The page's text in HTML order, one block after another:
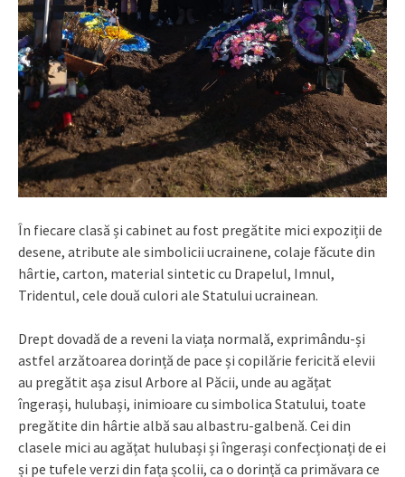
În fiecare clasă și cabinet au fost pregătite mici expoziții de
desene, atribute ale simbolicii ucrainene, colaje făcute din
hârtie, carton, material sintetic cu Drapelul, Imnul,
Tridentul, cele două culori ale Statului ucrainean.
Drept dovadă de a reveni la viața normală, exprimându-și
astfel arzătoarea dorință de pace și copilărie fericită elevii
au pregătit așa zisul Arbore al Păcii, unde au agățat
îngerași, hulubași, inimioare cu simbolica Statului, toate
pregătite din hârtie albă sau albastru-galbenă. Cei din
clasele mici au agățat hulubași și îngerași confecționați de ei
și pe tufele verzi din fața școlii, ca o dorință ca primăvara ce